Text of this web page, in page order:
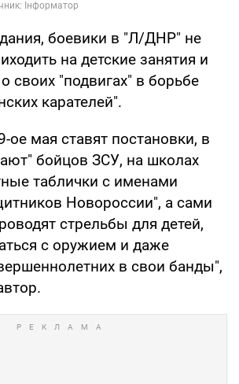
боевики в "Л/ДНР" не
на детские занятия и
своих "подвигах" в борьбе
карателей".
ое мая ставят постановки, в
бойцов ЗСУ, на школах
таблички с именами
Новороссии", а сами
стрельбы для детей,
с оружием и даже
в свои банды",